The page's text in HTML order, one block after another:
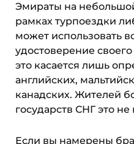
Эмираты на
рамках турпоездки
может использовать
удостоверение
это касается лишь
английских,
канадских. Жителей
государств СНГ это не
Если вы намерены